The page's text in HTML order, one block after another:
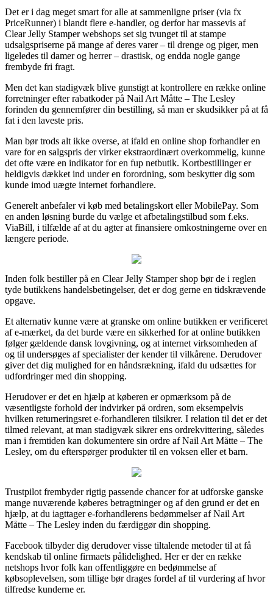
Det er i dag meget smart for alle at sammenligne priser (via fx
PriceRunner) i blandt flere e-handler, og derfor har massevis af
Clear Jelly Stamper webshops set sig tvunget til at stampe
udsalgspriserne på mange af deres varer – til drenge og piger, men
ligeledes til damer og herrer – drastisk, og endda nogle gange
frembyde fri fragt.
Men det kan stadigvæk blive gunstigt at kontrollere en række online
forretninger efter rabatkoder på Nail Art Måtte – The Lesley
forinden du gennemfører din bestilling, så man er skudsikker på at få
fat i den laveste pris.
Man bør trods alt ikke overse, at ifald en online shop forhandler en
vare for en salgspris der virker ekstraordinært overkommelig, kunne
det ofte være en indikator for en fup netbutik. Kortbestillinger er
heldigvis dækket ind under en forordning, som beskytter dig som
kunde imod uægte internet forhandlere.
Generelt anbefaler vi køb med betalingskort eller MobilePay. Som
en anden løsning burde du vælge et afbetalingstilbud som f.eks.
ViaBill, i tilfælde af at du agter at finansiere omkostningerne over en
længere periode.
Inden folk bestiller på en Clear Jelly Stamper shop bør de i reglen
tyde butikkens handelsbetingelser, det er dog gerne en tidskrævende
opgave.
Et alternativ kunne være at granske om online butikken er verificeret
af e-mærket, da det burde være en sikkerhed for at online butikken
følger gældende dansk lovgivning, og at internet virksomheden af
og til undersøges af specialister der kender til vilkårene. Derudover
giver det dig mulighed for en håndsrækning, ifald du udsættes for
udfordringer med din shopping.
Herudover er det en hjælp at køberen er opmærksom på de
væsentligste forhold der indvirker på ordren, som eksempelvis
hvilken returneringsret e-forhandleren tilsikrer. I relation til det er det
tilmed relevant, at man stadigvæk sikrer ens ordrekvittering, således
man i fremtiden kan dokumentere sin ordre af Nail Art Måtte – The
Lesley, om du efterspørger produkter til en voksen eller et barn.
Trustpilot frembyder rigtig passende chancer for at udforske ganske
mange nuværende køberes betragtninger og af den grund er det en
hjælp, at du iagttager e-forhandlerens bedømmelser af Nail Art
Måtte – The Lesley inden du færdiggør din shopping.
Facebook tilbyder dig derudover visse tiltalende metoder til at få
kendskab til online firmaets pålidelighed. Her er der en række
netshops hvor folk kan offentliggøre en bedømmelse af
købsoplevelsen, som tillige bør drages fordel af til vurdering af hvor
tilfredse kunderne er.